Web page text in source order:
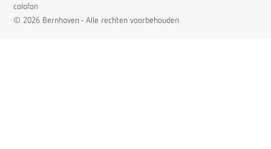
colofon
© 2026 Bernhoven - Alle rechten voorbehouden